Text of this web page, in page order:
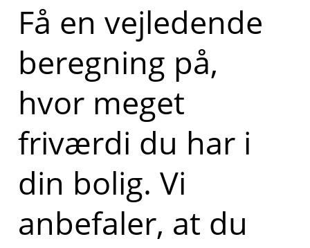
Få en vejledende
beregning på,
hvor meget
friværdi du har i
din bolig. Vi
anbefaler, at du